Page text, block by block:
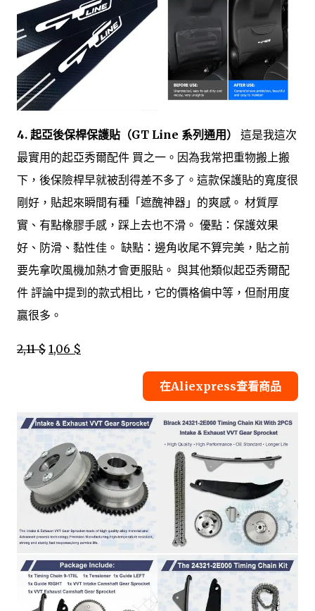
4. 起亞後保桿保護貼（GT Line 系列通用）
這是我這次
最實用的起亞秀爾配件 買之一。因為我常把重物搬上搬
下，後保險桿早就被刮得差不多了。這款保護貼的寬度很
剛好，貼起來瞬間有種「遮醜神器」的爽感。 材質厚
實、有點橡膠手感，踩上去也不滑。 優點：保護效果
好、防滑、黏性佳。 缺點：邊角收尾不算完美，貼之前
要先拿吹風機加熱才會更服貼。 與其他類似起亞秀爾配
件 評論中提到的款式相比，它的價格偏中等，但耐用度
贏很多。
2,11 $ 1,06 $
在Aliexpress查看商品